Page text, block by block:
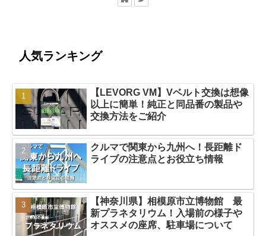
人気ランキング
【LEVORG VM】Vベルト交換は想像
以上に簡単！純正と同品番の製品や
交換方法をご紹介
クルマで関東から九州へ！長距離ド
ライブの注意点とお役立ち情報
【神奈川県】相模原市立博物館 最
新プラネタリウム！入場前の様子や
オススメの座席、駐車場について